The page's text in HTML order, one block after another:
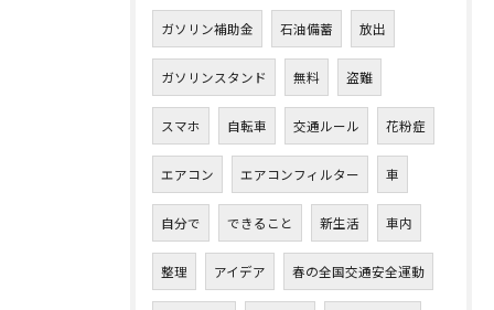
ガソリン補助金 石油備蓄 放出
ガソリンスタンド 無料 盗難
スマホ 自転車 交通ルール 花粉症
エアコン エアコンフィルター 車
自分で できること 新生活 車内
整理 アイデア 春の全国交通安全運動